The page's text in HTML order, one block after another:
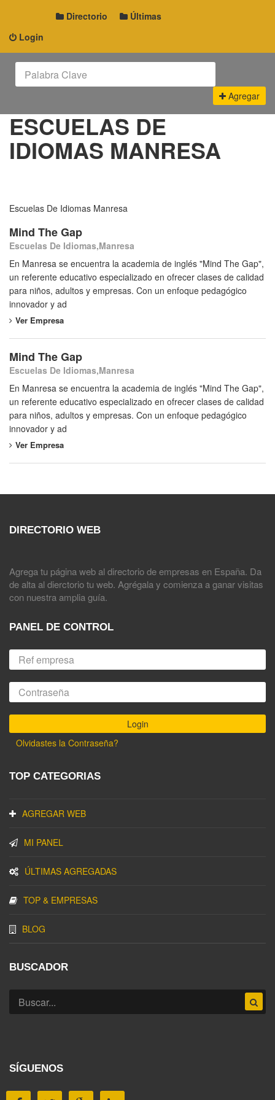
Login
Directorio Últimas
Agregar
ESCUELAS DE
IDIOMAS MANRESA
Escuelas De Idiomas Manresa
Mind The Gap
Escuelas De Idiomas,Manresa
En Manresa se encuentra la academia de inglés "Mind The Gap",
un referente educativo especializado en ofrecer clases de calidad
para niños, adultos y empresas. Con un enfoque pedagógico
innovador y ad
Ver Empresa
Mind The Gap
Escuelas De Idiomas,Manresa
En Manresa se encuentra la academia de inglés "Mind The Gap",
un referente educativo especializado en ofrecer clases de calidad
para niños, adultos y empresas. Con un enfoque pedagógico
innovador y ad
Ver Empresa
DIRECTORIO WEB
Agrega tu página web al directorio de empresas en España. Da
de alta al dierctorio tu web. Agrégala y comienza a ganar visitas
con nuestra amplia guía.
PANEL DE CONTROL
Olvidastes la Contraseña?
TOP CATEGORIAS
AGREGAR WEB
MI PANEL
ÚLTIMAS AGREGADAS
TOP & EMPRESAS
BLOG
BUSCADOR
SÍGUENOS